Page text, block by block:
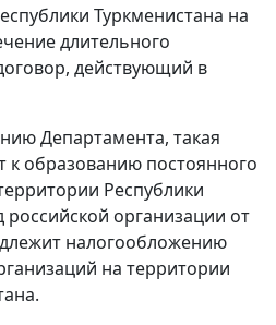
Туркменистана на
длительного
действующий в
Департамента, такая
к образованию постоянного
Республики
российской организации от
налогообложению
на территории